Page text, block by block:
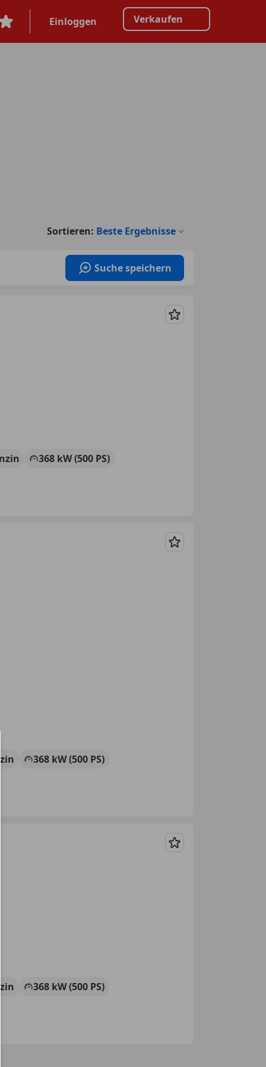
Einloggen Verkaufen
Sortieren: Beste Ergebnisse
Suche speichern
Merken
368 kW (500 PS)
Merken
368 kW (500 PS)
Merken
368 kW (500 PS)